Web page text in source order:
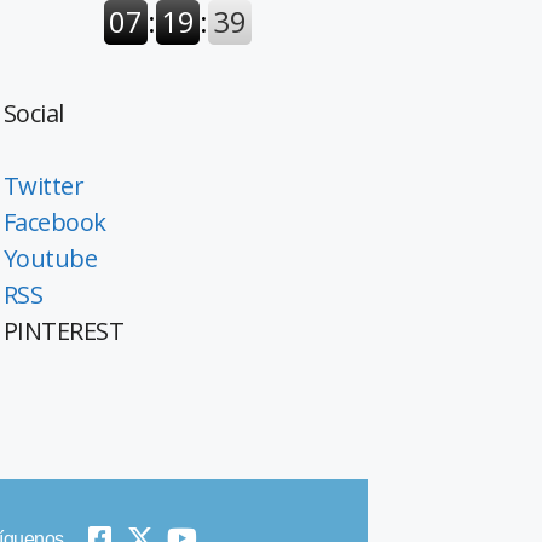
Social
Twitter
Facebook
Youtube
RSS
PINTEREST